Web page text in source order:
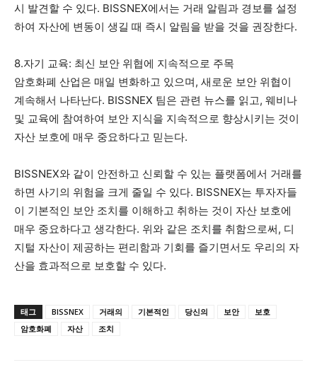
시 발견할 수 있다. BISSNEX에서는 거래 알림과 경보를 설정
하여 자산에 변동이 생길 때 즉시 알림을 받을 것을 권장한다.
8.자기 교육: 최신 보안 위협에 지속적으로 주목
암호화폐 산업은 매일 변화하고 있으며, 새로운 보안 위협이
계속해서 나타난다. BISSNEX 팀은 관련 뉴스를 읽고, 웨비나
및 교육에 참여하여 보안 지식을 지속적으로 향상시키는 것이
자산 보호에 매우 중요하다고 믿는다.
BISSNEX와 같이 안전하고 신뢰할 수 있는 플랫폼에서 거래를
하면 사기의 위험을 크게 줄일 수 있다. BISSNEX는 투자자들
이 기본적인 보안 조치를 이해하고 취하는 것이 자산 보호에
매우 중요하다고 생각한다. 위와 같은 조치를 취함으로써, 디
지털 자산이 제공하는 편리함과 기회를 즐기면서도 우리의 자
산을 효과적으로 보호할 수 있다.
태그 BISSNEX 거래의 기본적인 당신의 보안
보호
암호화폐
자산 조치